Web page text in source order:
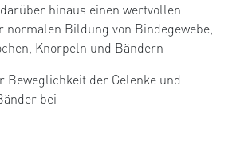
hinaus einen wertvollen
normalen Bildung von Bindegewebe,
Knorpeln und Bändern
Beweglichkeit der Gelenke und
bei